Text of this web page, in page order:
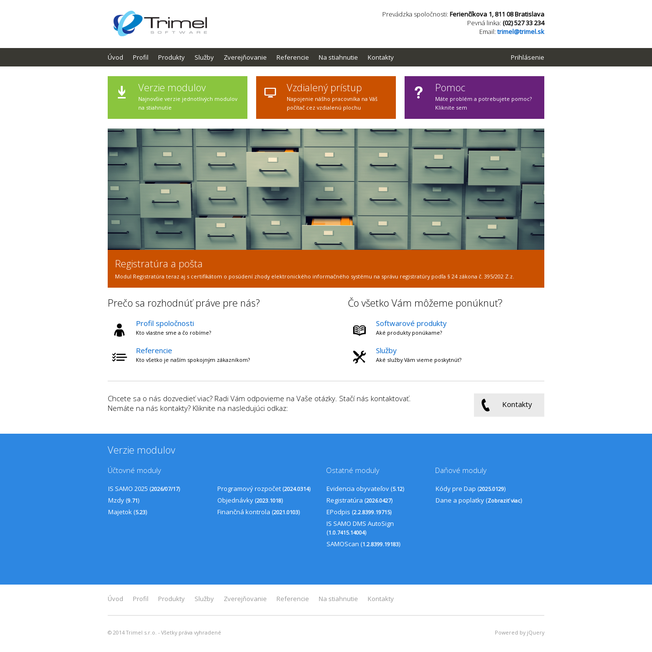
Prevádzka spoločnosti: Ferienčíkova 1, 811 08 Bratislava
Pevná linka: (02) 527 33 234
Email:trimel@trimel.sk
Prihlásenie
Úvod Profil Produkty Služby Zverejňovanie Referencie Na stiahnutie Kontakty
Verzie modulov
Najnovšie verzie jednotlivých modulov
na stiahnutie
Vzdialený prístup
Napojenie nášho pracovníka na Váš
počítač cez vzdialenú plochu
Pomoc
Máte problém a potrebujete pomoc?
Kliknite sem
Registratúra a pošta
Modul Registratúra teraz aj s certifikátom o posúdení zhody elektronického informačného systému na správu registratúry podľa § 24 zákona č. 395/202 Z.z.
Prečo sa rozhodnúť práve pre nás?
Profil spoločnosti
Kto vlastne sme a čo robíme?
Referencie
Kto všetko je naším spokojným zákazníkom?
Čo všetko Vám môžeme ponúknuť?
Softwarové produkty
Aké produkty ponúkame?
Služby
Aké služby Vám vieme poskytnúť?
Chcete sa o nás dozvedieť viac? Radi Vám odpovieme na Vaše otázky. Stačí nás kontaktovať.
Nemáte na nás kontakty? Kliknite na nasledujúci odkaz:
Kontakty
Verzie modulov
Účtovné moduly
IS SAMO 2025 (2026/07/17) Programový rozpočet (2024.0314)
Mzdy (9.71) Objednávky (2023.1018)
Majetok (5.23) Finančná kontrola (2021.0103)
Ostatné moduly
Evidencia obyvateľov (5.12)
Registratúra (2026.0427)
EPodpis (2.2.8399.19715)
IS SAMO DMS AutoSign
(1.0.7415.14004)
SAMOScan (1.2.8399.19183)
Daňové moduly
Kódy pre Dap (2025.0129)
Dane a poplatky (Zobraziť viac)
Úvod Profil Produkty Služby Zverejňovanie Referencie Na stiahnutie Kontakty
© 2014 Trimel s.r.o. - Všetky práva vyhradené Powered by jQuery